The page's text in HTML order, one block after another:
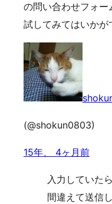
の問い合わせフォ
試してみてはいかが
(@shokun0803)
15年、 4ヶ月前
入力していた
間違えて送信